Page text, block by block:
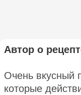
Автор о
Очень вкусный
которые